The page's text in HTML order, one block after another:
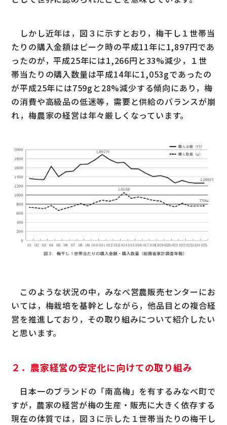
しかし近年は，図３に示すとおり，梅干し１世帯当
たりの購入金額はピーク時の平成11年に1,897円であ
ったのが，平成25年には1,266円と33%減少，１世
帯当たりの購入数量は平成14年に1,053gであったの
が平成25年には759gと28%減少する傾向にあり，梅
の消費や高級品の低迷等，需要と供給のバランスが崩
れ，梅農家の経営は年々厳しくなっています。
このような状況の中，みなべ営農販売センターにお
いては，梅栽培を基幹としながら，他品目との複合経
営を推進しており，その取り組みについて紹介したい
と思います。
２．農家経営の安定化に向けての取り組み
日本一のブランドの「南高梅」を有するみなべ町で
すが，農家の経営が梅の生産・販売に大きく依存する
現在の体質では，図３に示した１世帯当たりの梅干し